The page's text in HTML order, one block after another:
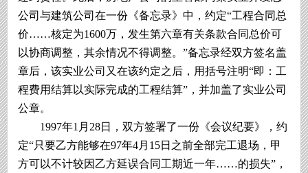
公司与建筑公司在一份《备忘录》中，约定“工程合同总
价……核定为1600万，发生第六章有关条款合同总价可
以协商调整，其余情况不得调整。”备忘录经双方签名盖
章后，该实业公司又在该约定之后，用括号注明“即：工
程费用结算以实际完成的工程结算”，并加盖了实业公司
公章。
1997年1月28日，双方签署了一份《会议纪要》，约
定“只要乙方能够在97年4月15日之前全部完工退场，甲
方可以不计较因乙方延误合同工期近一年……的损失”，